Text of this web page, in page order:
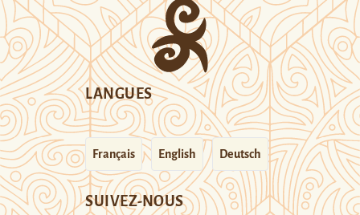
LANGUES
Français English Deutsch
SUIVEZ-NOUS